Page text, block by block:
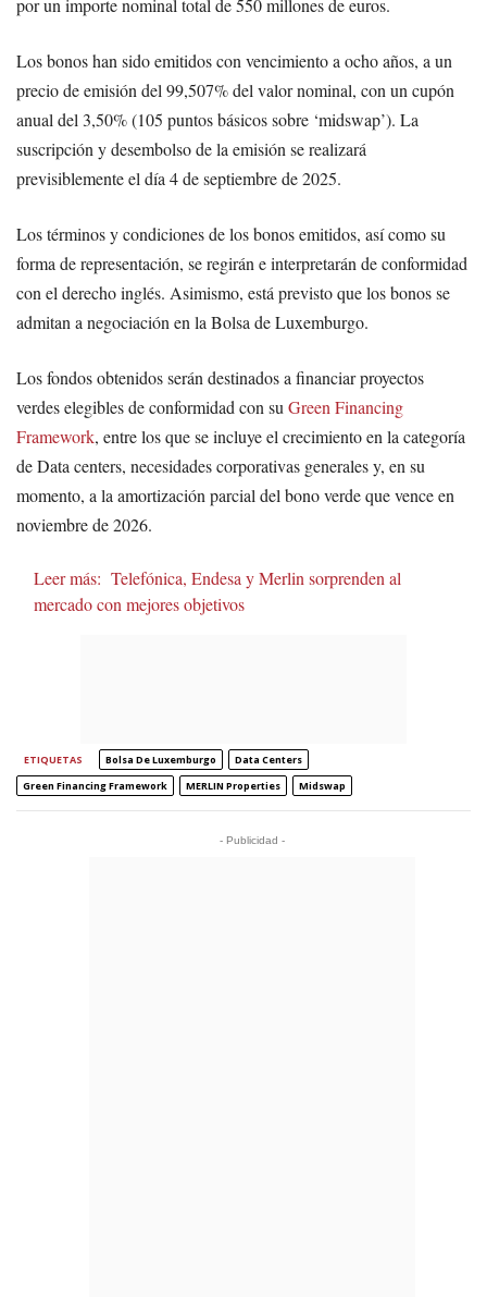
por un importe nominal total de 550 millones de euros.
Los bonos han sido emitidos con vencimiento a ocho años, a un
precio de emisión del 99,507% del valor nominal, con un cupón
anual del 3,50% (105 puntos básicos sobre ‘midswap’). La
suscripción y desembolso de la emisión se realizará
previsiblemente el día 4 de septiembre de 2025.
Los términos y condiciones de los bonos emitidos, así como su
forma de representación, se regirán e interpretarán de conformidad
con el derecho inglés. Asimismo, está previsto que los bonos se
admitan a negociación en la Bolsa de Luxemburgo.
Los fondos obtenidos serán destinados a financiar proyectos
verdes elegibles de conformidad con su Green Financing
Framework, entre los que se incluye el crecimiento en la categoría
de Data centers, necesidades corporativas generales y, en su
momento, a la amortización parcial del bono verde que vence en
noviembre de 2026.
Leer más: Telefónica, Endesa y Merlin sorprenden al
mercado con mejores objetivos
ETIQUETAS Bolsa De Luxemburgo
Data Centers
Green Financing Framework
MERLIN Properties Midswap
- Publicidad -